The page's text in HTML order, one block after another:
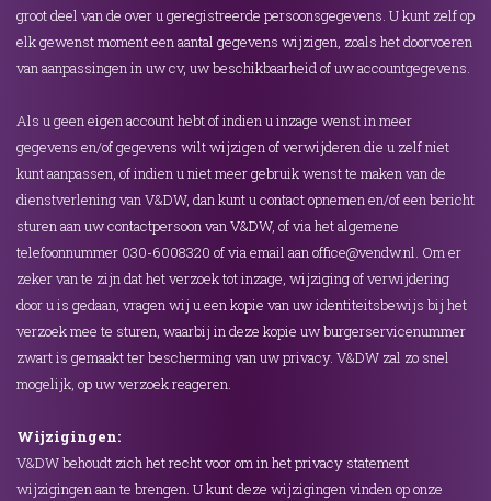
groot deel van de over u geregistreerde persoonsgegevens. U kunt zelf op
elk gewenst moment een aantal gegevens wijzigen, zoals het doorvoeren
van aanpassingen in uw cv, uw beschikbaarheid of uw accountgegevens.
Als u geen eigen account hebt of indien u inzage wenst in meer
gegevens en/of gegevens wilt wijzigen of verwijderen die u zelf niet
kunt aanpassen, of indien u niet meer gebruik wenst te maken van de
dienstverlening van V&DW, dan kunt u contact opnemen en/of een bericht
sturen aan uw contactpersoon van V&DW, of via het algemene
telefoonnummer 030-6008320 of via email aan office@vendw.nl. Om er
zeker van te zijn dat het verzoek tot inzage, wijziging of verwijdering
door u is gedaan, vragen wij u een kopie van uw identiteitsbewijs bij het
verzoek mee te sturen, waarbij in deze kopie uw burgerservicenummer
zwart is gemaakt ter bescherming van uw privacy. V&DW zal zo snel
mogelijk, op uw verzoek reageren.
Wijzigingen:
V&DW behoudt zich het recht voor om in het privacy statement
wijzigingen aan te brengen. U kunt deze wijzigingen vinden op onze